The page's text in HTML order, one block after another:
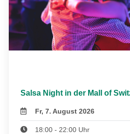
Salsa Night in der Mall of
Fr, 7. August 2026
18:00 - 22:00 Uhr